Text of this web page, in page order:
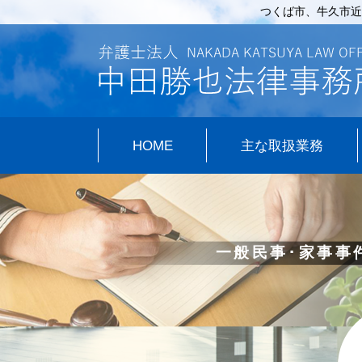
つくば市、牛久市
HOME 主な取扱業務
一般民事･家事事